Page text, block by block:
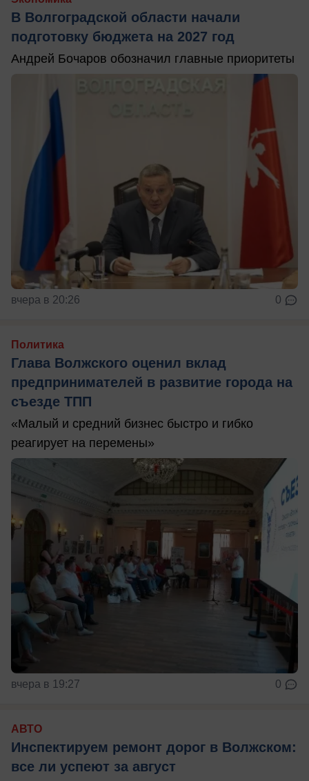
В Волгоградской области начали
подготовку бюджета на 2027 год
Андрей Бочаров обозначил главные приоритеты
вчера в 20:26 0
Политика
Глава Волжского оценил вклад
предпринимателей в развитие города на
съезде ТПП
«Малый и средний бизнес быстро и гибко
реагирует на перемены»
вчера в 19:27 0
АВТО
Инспектируем ремонт дорог в Волжском:
все ли успеют за август